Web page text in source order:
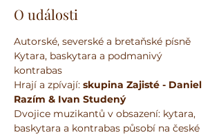
O události
Autorské, severské a bretaňské písně
Kytara, baskytara a podmanivý
kontrabas
Hrají a zpívají: skupina Zajisté - Daniel
Razím & Ivan Studený
Dvojice muzikantů v obsazení: kytara,
baskytara a kontrabas působí na české